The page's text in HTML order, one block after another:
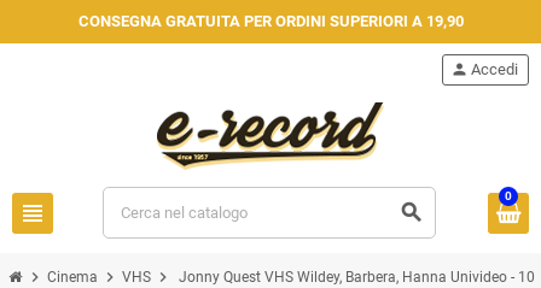
CONSEGNA GRATUITA PER ORDINI SUPERIORI A 19,90
view_headline search
person Accedi
0
chevron_right Cinema chevron_right VHS chevron_right Jonny Quest VHS Wildey, Barbera, Hanna Univideo -